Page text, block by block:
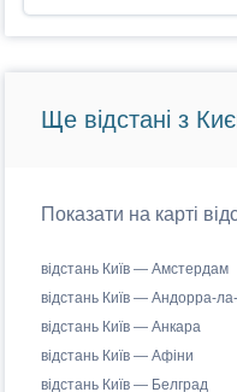
Ще відстані з
Показати на карті
відстань Київ — Амстердам
відстань Київ — Андорра-
відстань Київ — Анкара
відстань Київ — Афіни
відстань Київ — Белград